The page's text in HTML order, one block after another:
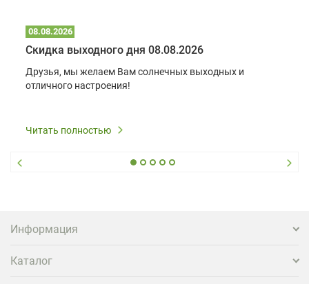
08.08.2026
Скидка выходного дня 08.08.2026
Друзья, мы желаем Вам солнечных выходных и
отличного настроения!
Читать полностью
Информация
Каталог